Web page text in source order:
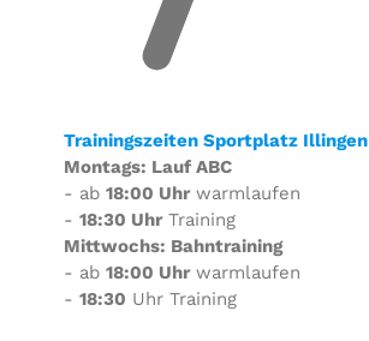
Trainingszeiten Sportplatz Illingen
Montags: Lauf ABC
- ab 18:00 Uhrwarmlaufen
- 18:30 UhrTraining
Mittwochs: Bahntraining
- ab 18:00 Uhrwarmlaufen
- 18:30 Uhr Training